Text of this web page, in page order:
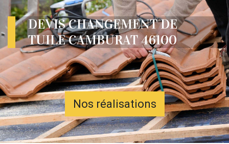
DEVIS CHANGEMENT DE
TUILE CAMBURAT 46100
Nos réalisations